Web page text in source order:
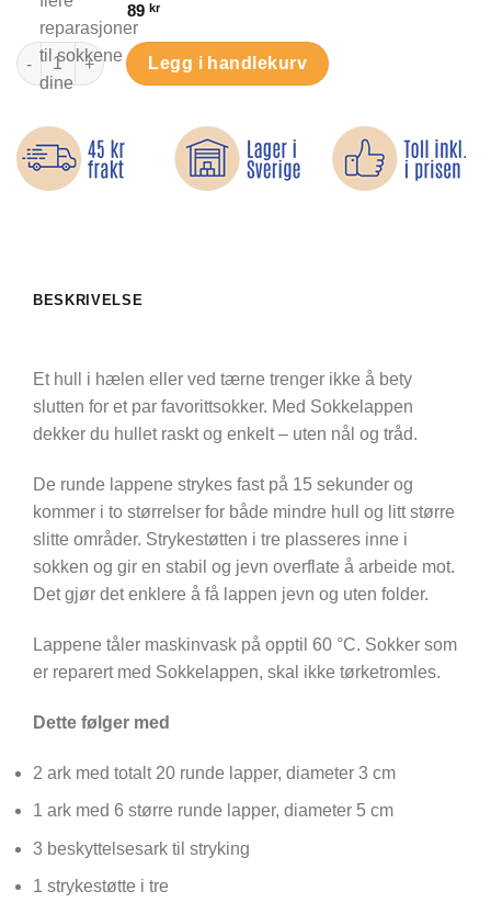
89 kr
Sokkelappen – reparer hull i sokker på et øyeblikk antall
Legg i handlekurv
BESKRIVELSE
Et hull i hælen eller ved tærne trenger ikke å bety
slutten for et par favorittsokker. Med Sokkelappen
dekker du hullet raskt og enkelt – uten nål og tråd.
De runde lappene strykes fast på 15 sekunder og
kommer i to størrelser for både mindre hull og litt større
slitte områder. Strykestøtten i tre plasseres inne i
sokken og gir en stabil og jevn overflate å arbeide mot.
Det gjør det enklere å få lappen jevn og uten folder.
Lappene tåler maskinvask på opptil 60 °C. Sokker som
er reparert med Sokkelappen, skal ikke tørketromles.
Dette følger med
2 ark med totalt 20 runde lapper, diameter 3 cm
1 ark med 6 større runde lapper, diameter 5 cm
3 beskyttelsesark til stryking
1 strykestøtte i tre